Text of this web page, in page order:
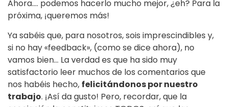
Ahora…. podemos hacerlo mucho mejor, ¿eh? Para la
próxima, ¡queremos más!
Ya sabéis que, para nosotros, sois imprescindibles y,
si no hay «feedback», (como se dice ahora), no
vamos bien… La verdad es que ha sido muy
satisfactorio leer muchos de los comentarios que
nos habéis hecho, felicitándonos por nuestro
trabajo. ¡Así da gusto! Pero, recordar, que la